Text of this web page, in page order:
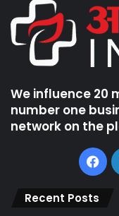
We influence 20
number one
network on the
Recent Posts